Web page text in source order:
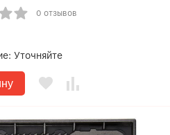
0 отзывов
Уточняйте